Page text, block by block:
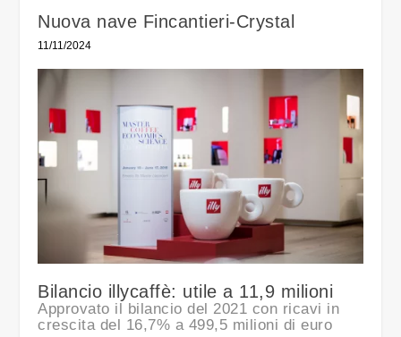
Nuova nave Fincantieri-Crystal
11/11/2024
Bilancio illycaffè: utile a 11,9 milioni
Approvato il bilancio del 2021 con ricavi in
crescita del 16,7% a 499,5 milioni di euro